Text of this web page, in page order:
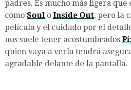
padres. Es mucho más ligera
como Soul o Inside Out, pero la
película y el cuidado por el
nos suele tener acostumbrados
quien vaya a verla tendrá
agradable delante de la pantalla.